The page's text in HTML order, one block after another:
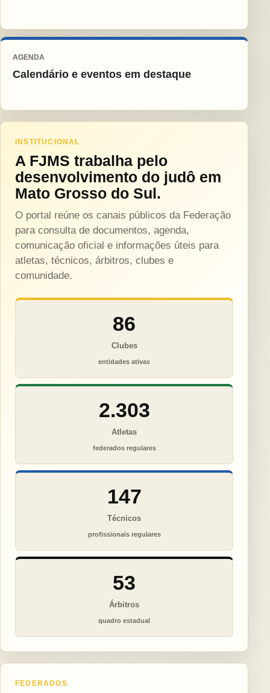
AGENDA
Calendário e eventos em destaque
INSTITUCIONAL
A FJMS trabalha pelo
desenvolvimento do judô em
Mato Grosso do Sul.
O portal reúne os canais públicos da Federação
para consulta de documentos, agenda,
comunicação oficial e informações úteis para
atletas, técnicos, árbitros, clubes e
comunidade.
86
Clubes
entidades ativas
2.303
Atletas
federados regulares
147
Técnicos
profissionais regulares
53
Árbitros
quadro estadual
FEDERADOS